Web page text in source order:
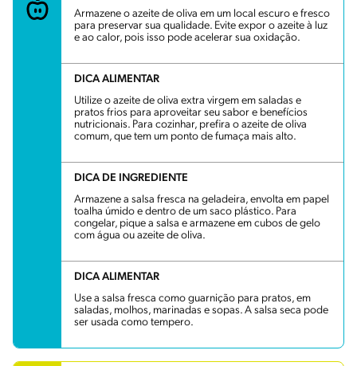
Armazene o azeite de oliva em um local escuro e fresco
para preservar sua qualidade. Evite expor o azeite à luz
e ao calor, pois isso pode acelerar sua oxidação.
DICA ALIMENTAR
Utilize o azeite de oliva extra virgem em saladas e
pratos frios para aproveitar seu sabor e benefícios
nutricionais. Para cozinhar, prefira o azeite de oliva
comum, que tem um ponto de fumaça mais alto.
DICA DE INGREDIENTE
Armazene a salsa fresca na geladeira, envolta em papel
toalha úmido e dentro de um saco plástico. Para
congelar, pique a salsa e armazene em cubos de gelo
com água ou azeite de oliva.
DICA ALIMENTAR
Use a salsa fresca como guarnição para pratos, em
saladas, molhos, marinadas e sopas. A salsa seca pode
ser usada como tempero.